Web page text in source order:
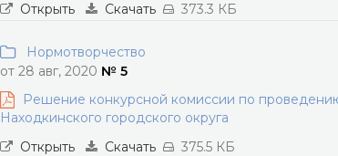
Открыть
Скачать 373.3 КБ
Нормотворчество
от 28 авг, 2020 № 5
Решение конкурсной комиссии по
Находкинского городского округа
Открыть
Скачать 375.5 КБ